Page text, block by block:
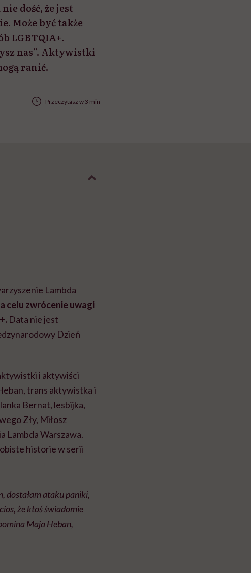
dość, że jest
Może być także
LGBTQIA+.
nas”. Aktywistki
ranić.
Przeczytasz w 3 min
Lambda
celu zwrócenie uwagi
Data nie jest
Dzień
i aktywiści
trans aktywistka i
Bernat, lesbijka,
Zły, Miłosz
Lambda Warszawa.
historie w serii
dostałam ataku paniki,
że ktoś świadomie
Maja Heban,